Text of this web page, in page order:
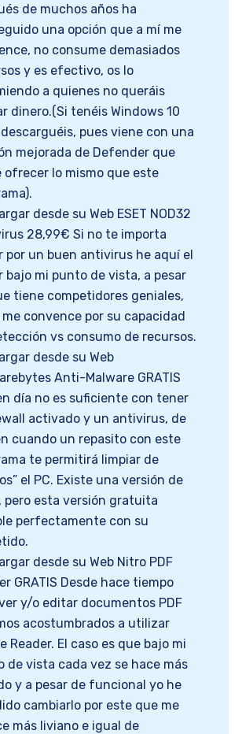
de muchos años ha
una opción que a mí me
no consume demasiados
y es efectivo, os lo
a quienes no queráis
dinero.(Si tenéis Windows 10
pues viene con una
mejorada de Defender que
ofrecer lo mismo que este
desde su Web ESET NOD32
28,99€ Si no te importa
por un buen antivirus he aquí el
bajo mi punto de vista, a pesar
tiene competidores geniales,
me convence por su capacidad
vs consumo de recursos.
desde su Web
Anti-Malware GRATIS
día no es suficiente con tener
activado y un antivirus, de
cuando un repasito con este
te permitirá limpiar de
el PC. Existe una versión de
pero esta versión gratuita
perfectamente con su
desde su Web Nitro PDF
GRATIS Desde hace tiempo
y/o editar documentos PDF
acostumbrados a utilizar
Reader. El caso es que bajo mi
de vista cada vez se hace más
y a pesar de funcional yo he
cambiarlo por este que me
más liviano e igual de